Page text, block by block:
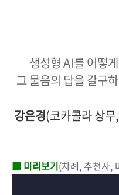
생성형 AI를 어떻
그 물음의 답을 갈구
강은경(코카콜라 상
■ 미리보기(차례, 추천사,